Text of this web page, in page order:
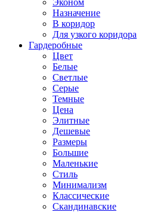
Эконом
Назначение
В коридор
Для узкого коридора
Гардеробные
Цвет
Белые
Светлые
Серые
Темные
Цена
Элитные
Дешевые
Размеры
Большие
Маленькие
Стиль
Минимализм
Классические
Скандинавские